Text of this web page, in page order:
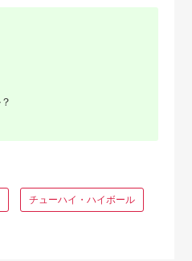
チューハイ・ハイボール